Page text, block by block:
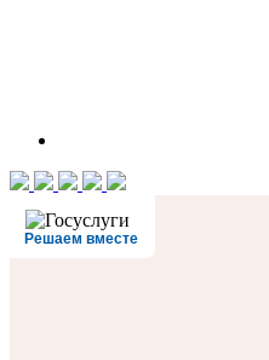
Решаем вместе